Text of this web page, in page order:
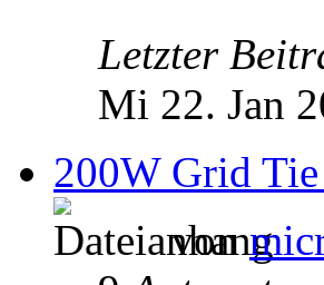
Letzter
Mi 22. Jan
200W Grid
von